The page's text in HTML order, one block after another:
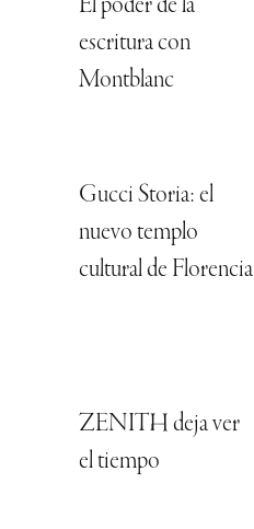
El poder de la
escritura con
Montblanc
Gucci Storia: el
nuevo templo
cultural de Florencia
ZENITH deja ver
el tiempo